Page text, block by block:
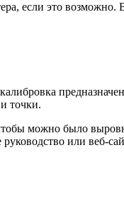
если это
точки.
можно было
или веб-